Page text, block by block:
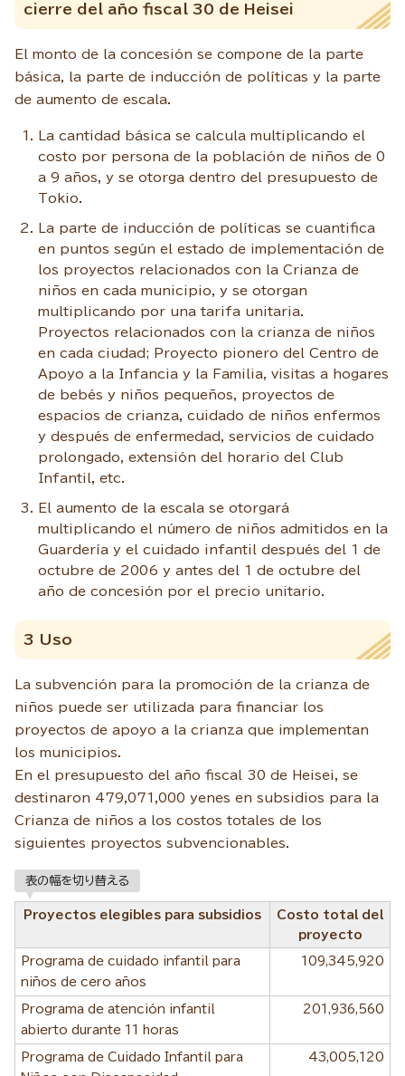
cierre del año fiscal 30 de Heisei
El monto de la concesión se compone de la parte
básica, la parte de inducción de políticas y la parte
de aumento de escala.
La cantidad básica se calcula multiplicando el
costo por persona de la población de niños de 0
a 9 años, y se otorga dentro del presupuesto de
Tokio.
La parte de inducción de políticas se cuantifica
en puntos según el estado de implementación de
los proyectos relacionados con la Crianza de
niños en cada municipio, y se otorgan
multiplicando por una tarifa unitaria.
Proyectos relacionados con la crianza de niños
en cada ciudad; Proyecto pionero del Centro de
Apoyo a la Infancia y la Familia, visitas a hogares
de bebés y niños pequeños, proyectos de
espacios de crianza, cuidado de niños enfermos
y después de enfermedad, servicios de cuidado
prolongado, extensión del horario del Club
Infantil, etc.
El aumento de la escala se otorgará
multiplicando el número de niños admitidos en la
Guardería y el cuidado infantil después del 1 de
octubre de 2006 y antes del 1 de octubre del
año de concesión por el precio unitario.
3 Uso
La subvención para la promoción de la crianza de
niños puede ser utilizada para financiar los
proyectos de apoyo a la crianza que implementan
los municipios.
En el presupuesto del año fiscal 30 de Heisei, se
destinaron 479,071,000 yenes en subsidios para la
Crianza de niños a los costos totales de los
siguientes proyectos subvencionables.
表の幅を切り替える
Proyectos elegibles para subsidios
Costo total del
proyecto
Programa de cuidado infantil para
niños de cero años
109,345,920
Programa de atención infantil
abierto durante 11 horas
201,936,560
Programa de Cuidado Infantil para
43,005,120